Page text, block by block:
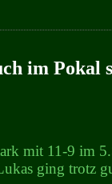
im
mit 11-9 im
ging trotz